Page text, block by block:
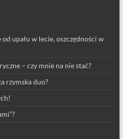
upału w lecie, oszczędności w
– czy mnie na nie stać?
rzymska duo?